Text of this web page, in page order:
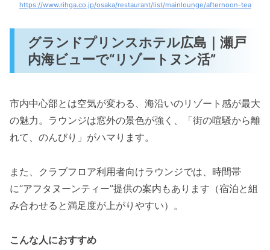
https://www.rihga.co.jp/osaka/restaurant/list/mainlounge/afternoon-tea
グランドプリンスホテル広島｜瀬戸
内海ビューで“リゾートヌン活”
市内中心部とは空気が変わる、海沿いのリゾート感が最大
の魅力。ラウンジは窓外の景色が強く、「街の喧騒から離
れて、のんびり」がハマります。
また、クラブフロア利用者向けラウンジでは、時間帯
に“アフタヌーンティー”提供の案内もあります（宿泊と組
み合わせると満足度が上がりやすい）。
こんな人におすすめ